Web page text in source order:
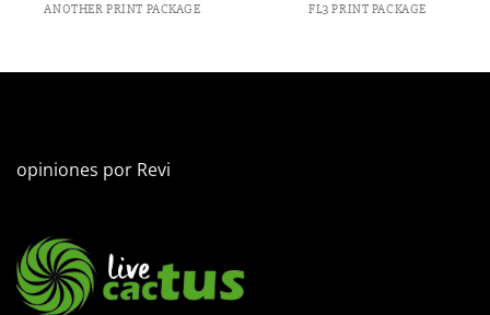
ANOTHER PRINT PACKAGE FL3 PRINT PACKAGE
opiniones por Revi